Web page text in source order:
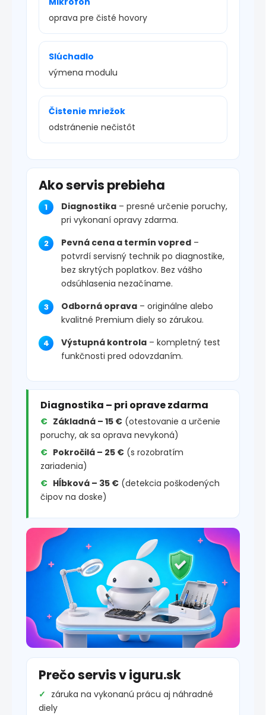
oprava pre čisté hovory
Slúchadlo
výmena modulu
Čistenie mriežok
odstránenie nečistôt
Ako servis prebieha
Diagnostika – presné určenie poruchy,
pri vykonaní opravy zdarma.
Pevná cena a termín vopred –
potvrdí servisný technik po diagnostike,
bez skrytých poplatkov. Bez vášho
odsúhlasenia nezačíname.
Odborná oprava – originálne alebo
kvalitné Premium diely so zárukou.
Výstupná kontrola – kompletný test
funkčnosti pred odovzdaním.
Diagnostika – pri oprave zdarma
Základná – 15 € (otestovanie a určenie
poruchy, ak sa oprava nevykoná)
Pokročilá – 25 € (s rozobratím
zariadenia)
Hĺbková – 35 € (detekcia poškodených
čipov na doske)
Prečo servis v iguru.sk
záruka na vykonanú prácu aj náhradné
diely